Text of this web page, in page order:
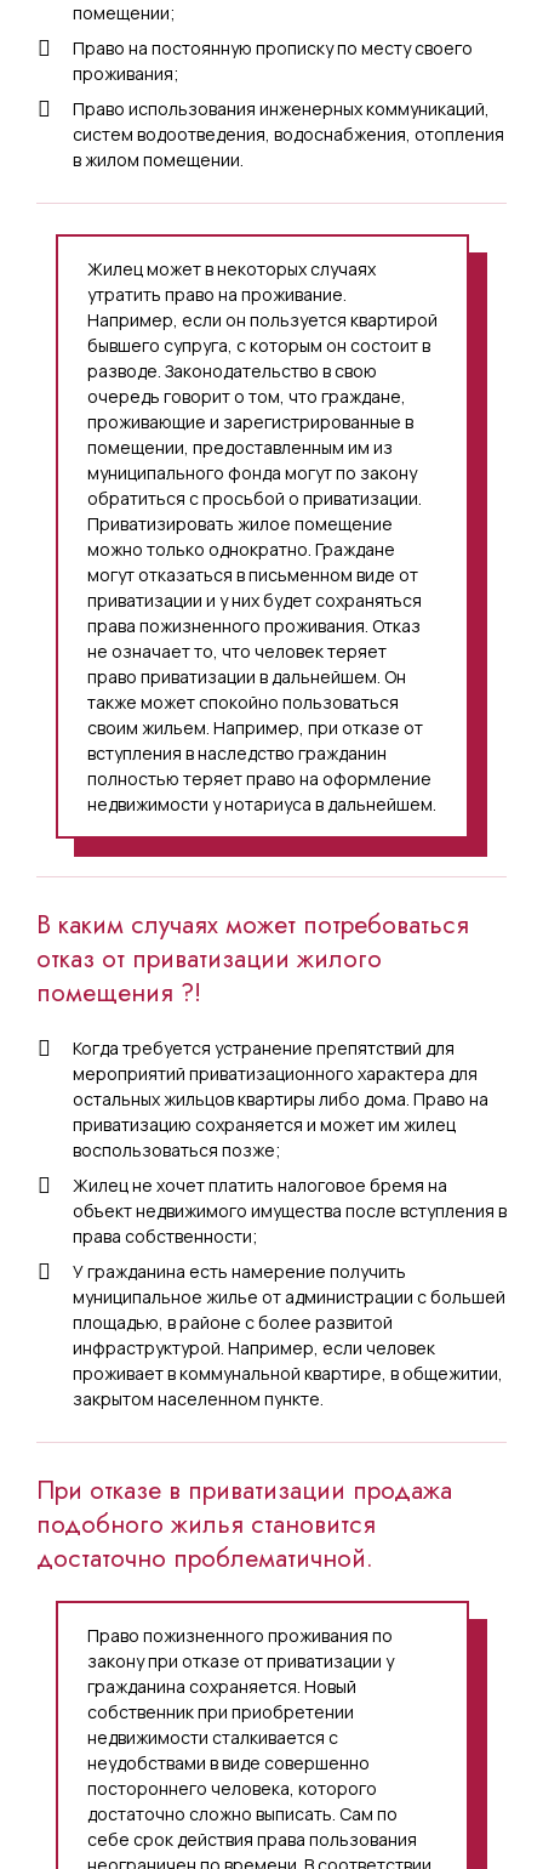
помещении;
Право на постоянную прописку по месту своего
проживания;
Право использования инженерных коммуникаций,
систем водоотведения, водоснабжения, отопления
в жилом помещении.
Жилец может в некоторых случаях
утратить право на проживание.
Например, если он пользуется квартирой
бывшего супруга, с которым он состоит в
разводе. Законодательство в свою
очередь говорит о том, что граждане,
проживающие и зарегистрированные в
помещении, предоставленным им из
муниципального фонда могут по закону
обратиться с просьбой о приватизации.
Приватизировать жилое помещение
можно только однократно. Граждане
могут отказаться в письменном виде от
приватизации и у них будет сохраняться
права пожизненного проживания. Отказ
не означает то, что человек теряет
право приватизации в дальнейшем. Он
также может спокойно пользоваться
своим жильем. Например, при отказе от
вступления в наследство гражданин
полностью теряет право на оформление
недвижимости у нотариуса в дальнейшем.
В каким случаях может потребоваться
отказ от приватизации жилого
помещения ?!
Когда требуется устранение препятствий для
мероприятий приватизационного характера для
остальных жильцов квартиры либо дома. Право на
приватизацию сохраняется и может им жилец
воспользоваться позже;
Жилец не хочет платить налоговое бремя на
объект недвижимого имущества после вступления в
права собственности;
У гражданина есть намерение получить
муниципальное жилье от администрации с большей
площадью, в районе с более развитой
инфраструктурой. Например, если человек
проживает в коммунальной квартире, в общежитии,
закрытом населенном пункте.
При отказе в приватизации продажа
подобного жилья становится
достаточно проблематичной.
Право пожизненного проживания по
закону при отказе от приватизации у
гражданина сохраняется. Новый
собственник при приобретении
недвижимости сталкивается с
неудобствами в виде совершенно
постороннего человека, которого
достаточно сложно выписать. Сам по
себе срок действия права пользования